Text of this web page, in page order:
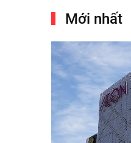
Mới nhất